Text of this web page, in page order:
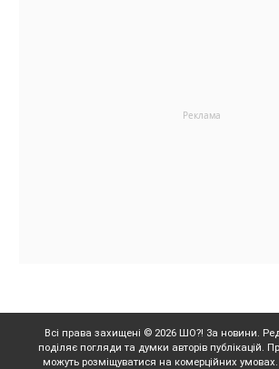
Всі права захищені © 2026 ШО?! За новини.
поділяє погляди та думки авторів публікацій.
можуть розміщуватися на комерційних